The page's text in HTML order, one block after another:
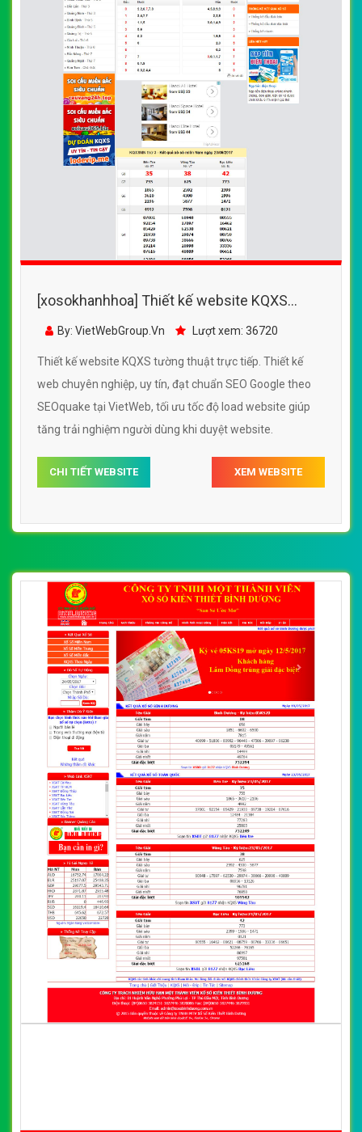
[xosokhanhhoa] Thiết kế website KQXS
tường thuật trực tiếp đẹp SEO tốt
By: VietWebGroup.Vn Lượt xem: 36720
Thiết kế website KQXS tường thuật trực tiếp. Thiết kế
web chuyên nghiệp, uy tín, đạt chuẩn SEO Google theo
SEOquake tại VietWeb, tối ưu tốc độ load website giúp
tăng trải nghiệm người dùng khi duyệt website.
CHI TIẾT WEBSITE XEM WEBSITE